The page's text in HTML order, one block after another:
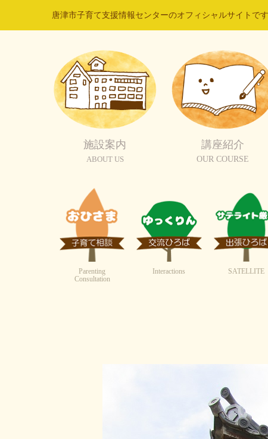
唐津市子育て支援情報センターのオフィシャルサイトで
施設案内
ABOUT US
講座紹介
OUR COURSE
Parenting
Consultation
Interactions SATELLITE